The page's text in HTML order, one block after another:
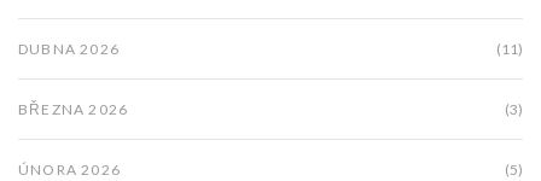
DUBNA 2026 (11)
BŘEZNA 2026 (3)
ÚNORA 2026 (5)